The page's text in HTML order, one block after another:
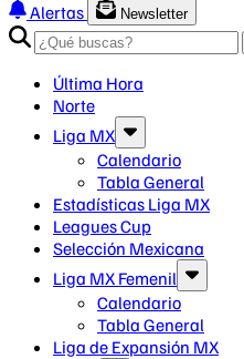
Alertas
Newsletter
Última Hora
Norte
Liga MX
Calendario
Tabla General
Estadísticas Liga MX
Leagues Cup
Selección Mexicana
Liga MX Femenil
Calendario
Tabla General
Liga de Expansión MX